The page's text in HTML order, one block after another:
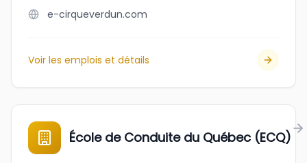
e-cirqueverdun.com
Voir les emplois et détails
École de Conduite du Québec (ECQ)